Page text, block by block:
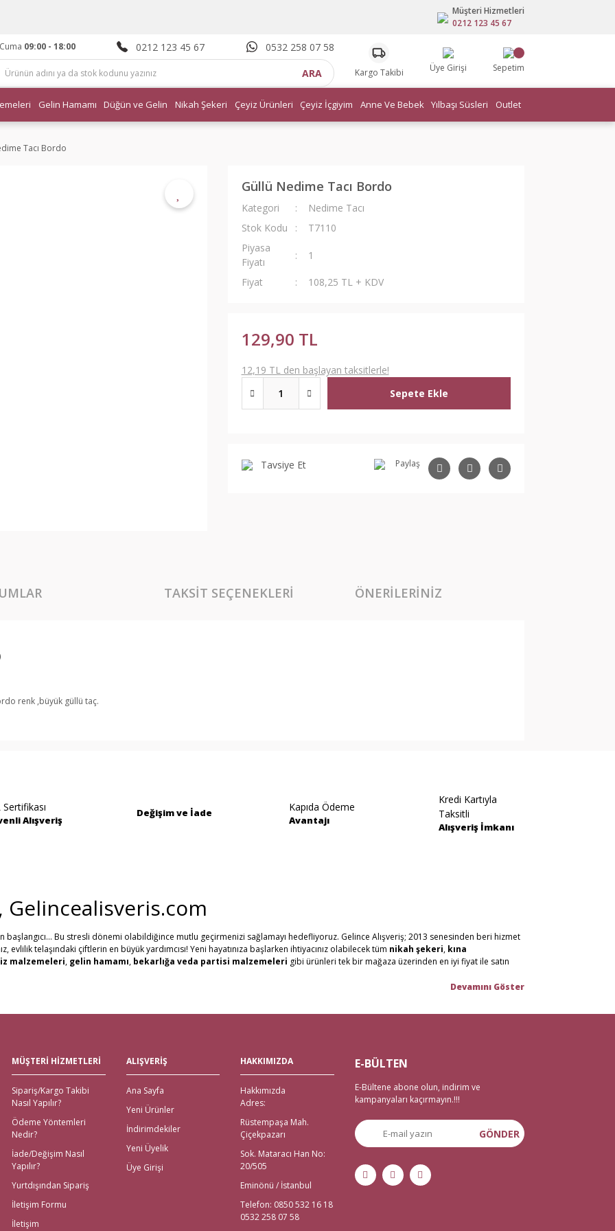
Müşteri Hizmetleri
0212 123 45 67
09:00 - 18:00 0212 123 45 67 0532 258 07 58
ARA Kargo Takibi Üye Girişi Sepetim
Gelin Hamamı Düğün ve Gelin Nikah Şekeri Çeyiz Ürünleri Çeyiz İçgiyim Anne Ve Bebek Yılbaşı Süsleri Outlet
Tacı Bordo
Güllü Nedime Tacı Bordo
Kategori
Nedime Tacı
Stok Kodu
T7110
Piyasa
Fiyatı
1
Fiyat 108,25 TL + KDV
129,90 TL
12,19 TL den başlayan taksitlerle!
Sepete Ekle
Tavsiye Et Paylaş
TAKSIT SEÇENEKLERI ÖNERILERINIZ
renk ,büyük güllü taç.
Gönder
Sertifikası
Alışveriş
Değişim ve İade Kapıda Ödeme
Avantajı
Kredi Kartıyla
Taksitli
Alışveriş İmkanı
Gelincealisveris.com
başlangıcı... Bu stresli dönemi olabildiğince mutlu geçirmenizi sağlamayı hedefliyoruz. Gelince Alışveriş; 2013 senesinden beri hizmet
telaşındaki çiftlerin en büyük yardımcısı! Yeni hayatınıza başlarken ihtiyacınız olabilecek tüm nikah şekeri, kına
malzemeleri, gelin hamamı, bekarlığa veda partisi malzemeleri gibi ürünleri tek bir mağaza üzerinden en iyi fiyat ile satın
Ayrıca web sitemizdeki ürünleri yakından görmek isteyenler için, İstanbul Eminönü’ndeki mağazamızda hizmet vermekteyiz.
Çeyiz Malzemeleri
Özellikle alışverişi gelenlere, Aras kargo güvencesiyle, hızlı teslimat imkanı mevcut. Bunun yanı sıra tüm çeyiz malzemele
için değil; sitemiz üzerinden ulaşabileceğiniz
nikah şekeri,kına malzemeleri düğün malzemeleri,gelin çeyizi
imkanları bulunmaktadır. Yurt dışından nikah, nişan, kına ya da bekarlığa veda malzemelerine ihtiyaç duyanlar için de 2 gün
Malzemeleri için Tek Adres!
tek tıkla kapınızda! İhtiyacınız olan tüm kına gecesi malzemeleri; kına tepsisi kına sepeti, kına gecesi aksesuarları, bindallı kaftan,
kutuları ve kına taçları olmak üzere ihtiyacınız olan tüm
kına malzemeleriiçin tek adrese tıklamanız yeterli.
Partisi Malzemeleri
MÜŞTERİ HİZMETLERİ
Sipariş/Kargo Takibi
Nasıl Yapılır?
Ödeme Yöntemleri
Nedir?
İade/Değişim Nasıl
Yapılır?
Yurtdışından Sipariş
İletişim Formu
İletişim
ALIŞVERİŞ
Ana Sayfa
Yeni Ürünler
İndirimdekiler
Yeni Üyelik
Üye Girişi
HAKKIMIZDA
Hakkımızda
Adres:
Rüstempaşa Mah.
Çiçekpazarı
Sok. Mataracı Han No:
20/505
Eminönü / İstanbul
Telefon: 0850 532 16 18
0532 258 07 58
E-BÜLTEN
E-Bültene abone olun, indirim ve
kampanyaları kaçırmayın.!!!
GÖNDER